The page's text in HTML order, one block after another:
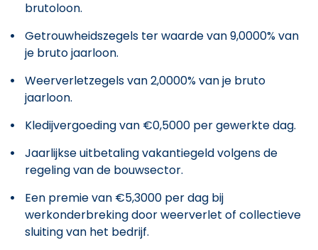
brutoloon.
Getrouwheidszegels ter waarde van 9,0000% van
je bruto jaarloon.
Weerverletzegels van 2,0000% van je bruto
jaarloon.
Kledijvergoeding van €0,5000 per gewerkte dag.
Jaarlijkse uitbetaling vakantiegeld volgens de
regeling van de bouwsector.
Een premie van €5,3000 per dag bij
werkonderbreking door weerverlet of collectieve
sluiting van het bedrijf.